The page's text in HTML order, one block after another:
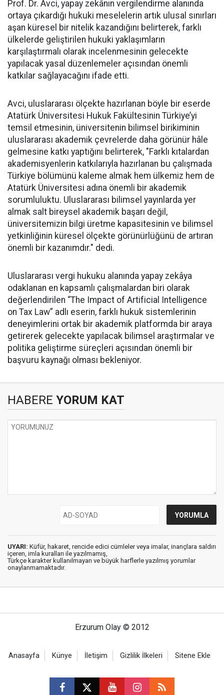
Prof. Dr. Avci, yapay zekânın vergilendirme alanında
ortaya çıkardığı hukuki meselelerin artık ulusal sınırları
aşan küresel bir nitelik kazandığını belirterek, farklı
ülkelerde geliştirilen hukuki yaklaşımların
karşılaştırmalı olarak incelenmesinin gelecekte
yapılacak yasal düzenlemeler açısından önemli
katkılar sağlayacağını ifade etti.
Avci, uluslararası ölçekte hazırlanan böyle bir eserde
Atatürk Üniversitesi Hukuk Fakültesinin Türkiye’yi
temsil etmesinin, üniversitenin bilimsel birikiminin
uluslararası akademik çevrelerde daha görünür hâle
gelmesine katkı yaptığını belirterek, "Farklı kıtalardan
akademisyenlerin katkılarıyla hazırlanan bu çalışmada
Türkiye bölümünü kaleme almak hem ülkemiz hem de
Atatürk Üniversitesi adına önemli bir akademik
sorumluluktu. Uluslararası bilimsel yayınlarda yer
almak salt bireysel akademik başarı değil,
üniversitemizin bilgi üretme kapasitesinin ve bilimsel
yetkinliğinin küresel ölçekte görünürlüğünü de artıran
önemli bir kazanımdır." dedi.
Uluslararası vergi hukuku alanında yapay zekâya
odaklanan en kapsamlı çalışmalardan biri olarak
değerlendirilen “The Impact of Artificial Intelligence
on Tax Law” adlı eserin, farklı hukuk sistemlerinin
deneyimlerini ortak bir akademik platformda bir araya
getirerek gelecekte yapılacak bilimsel araştırmalar ve
politika geliştirme süreçleri açısından önemli bir
başvuru kaynağı olması bekleniyor.
HABERE YORUM KAT
UYARI: Küfür, hakaret, rencide edici cümleler veya imalar, inançlara saldırı
içeren, imla kuralları ile yazılmamış,
Türkçe karakter kullanılmayan ve büyük harflerle yazılmış yorumlar
onaylanmamaktadır.
Erzurum Olay © 2012
Anasayfa Künye İletişim Gizlilik İlkeleri Sitene Ekle